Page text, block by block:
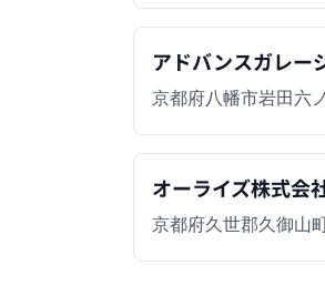
アドバンスガレー
京都府八幡市岩田六
オーライズ株式会
京都府久世郡久御山